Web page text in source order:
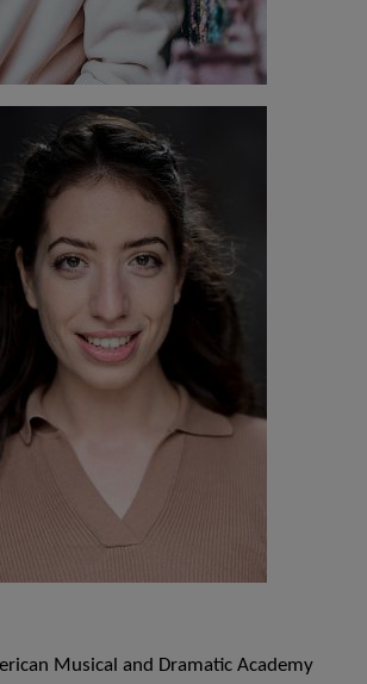
Musical and Dramatic Academy